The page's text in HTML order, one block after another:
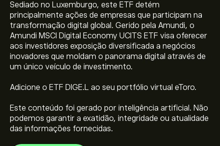
Sediado no Luxemburgo, este ETF detém
principalmente ações de empresas que participam na
transformação digital global. Gerido pela Amundi, o
Amundi MSCI Digital Economy UCITS ETF visa oferecer
aos investidores exposição diversificada a negócios
inovadores que moldam o panorama digital através de
um único veículo de investimento.
Adicione o ETF DIGE.L ao seu portfólio virtual eToro.
Este conteúdo foi gerado por inteligência artificial. Não
podemos garantir a exatidão, integridade ou atualidade
das informações fornecidas.
O preço atual de DIGE.L é 24.4600‎$‎
UCITS ETF Acc é 24.8250‎$‎
Selecione o período de tempo "1D" ou "1S" no gráfico